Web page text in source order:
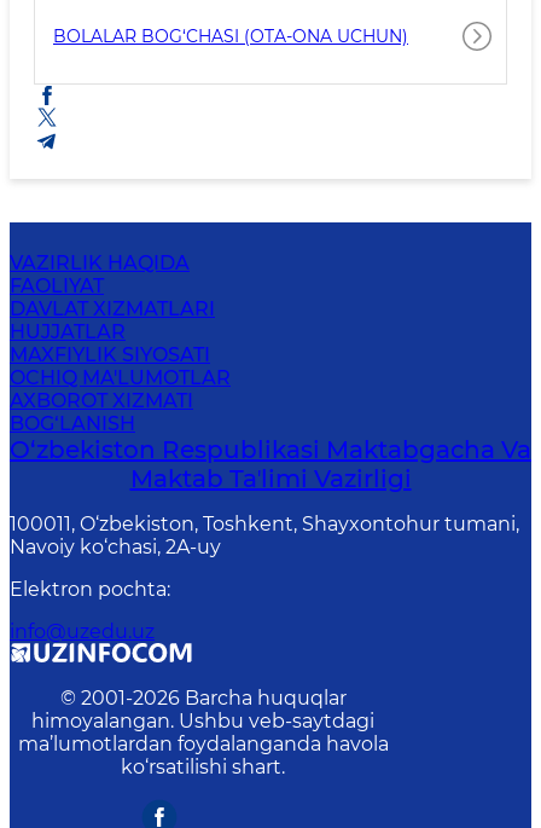
BOLALAR BOG‘CHASI (OTA-ONA UCHUN)
VAZIRLIK HAQIDA
FAOLIYAT
DAVLAT XIZMATLARI
HUJJATLAR
MAXFIYLIK SIYOSATI
OCHIQ MA'LUMOTLAR
AXBOROT XIZMATI
BOG‘LANISH
O‘zbekiston Respublikasi Maktabgacha Va
Maktab Taʼlimi Vazirligi
100011, O‘zbekiston, Toshkent, Shayxontohur tumani,
Navoiy ko‘chasi, 2A-uy
Elektron pochta:
info@uzedu.uz
© 2001-2026 Barcha huquqlar
himoyalangan. Ushbu veb-saytdagi
ma’lumotlardan foydalanganda havola
ko‘rsatilishi shart.